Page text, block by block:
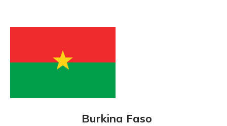
Burkina Faso